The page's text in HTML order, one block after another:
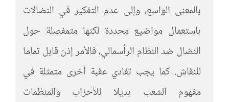
بالمعنى الواسع، وإلى عدم التفكير في النضالات
باستعمال مواضيع محددة لكنها متمفصلة حول
النضال ضد النظام الرأسمالي، فالأمر إذن قابل تماما
للنقاش. كما يجب تفادي عقبة أخرى متمثلة في
مفهوم الشعب بديلا للأحزاب والمنظمات